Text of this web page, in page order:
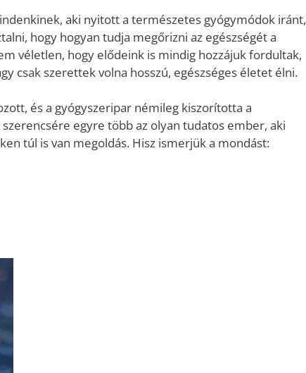
aki nyitott a természetes gyógymódok iránt,
hogy hogyan tudja megőrizni az egészségét a
véletlen, hogy elődeink is mindig hozzájuk fordultak,
csak szerettek volna hosszú, egészséges életet élni.
és a gyógyszeripar némileg kiszorította a
egyre több az olyan tudatos ember, aki
túl is van megoldás. Hisz ismerjük a mondást: